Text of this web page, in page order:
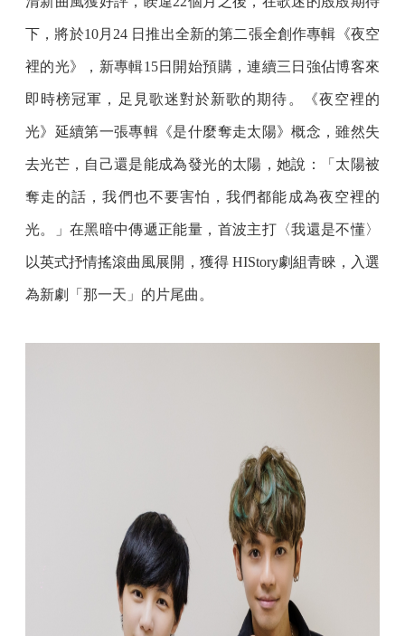
下，將於10月24 日推出全新的第二張全創作專輯《夜空
裡的光》，新專輯15日開始預購，連續三日強佔博客來
即時榜冠軍，足見歌迷對於新歌的期待。《夜空裡的
光》延續第一張專輯《是什麼奪走太陽》概念，雖然失
去光芒，自己還是能成為發光的太陽，她說：「太陽被
奪走的話，我們也不要害怕，我們都能成為夜空裡的
光。」在黑暗中傳遞正能量，首波主打〈我還是不懂〉
以英式抒情搖滾曲風展開，獲得 HIStory劇組青睞，入選
為新劇「那一天」的片尾曲。